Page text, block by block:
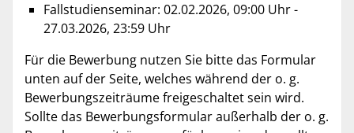
Fallstudienseminar: 02.02.2026, 09:00 Uhr -
27.03.2026, 23:59 Uhr
Für die Bewerbung nutzen Sie bitte das Formular
unten auf der Seite, welches während der o. g.
Bewerbungszeiträume freigeschaltet sein wird.
Sollte das Bewerbungsformular außerhalb der o. g.